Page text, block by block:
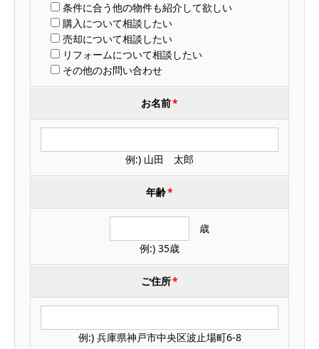
条件に合う他の物件も紹介して欲しい
購入について相談したい
売却について相談したい
リフォームについて相談したい
その他のお問い合わせ
お名前*
例:) 山田 太郎
年齢*
歳
例:) 35歳
ご住所*
例:) 兵庫県神戸市中央区波止場町6-8